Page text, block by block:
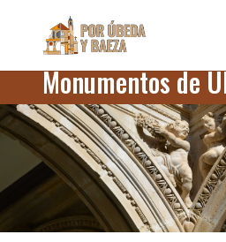
Monumentos de